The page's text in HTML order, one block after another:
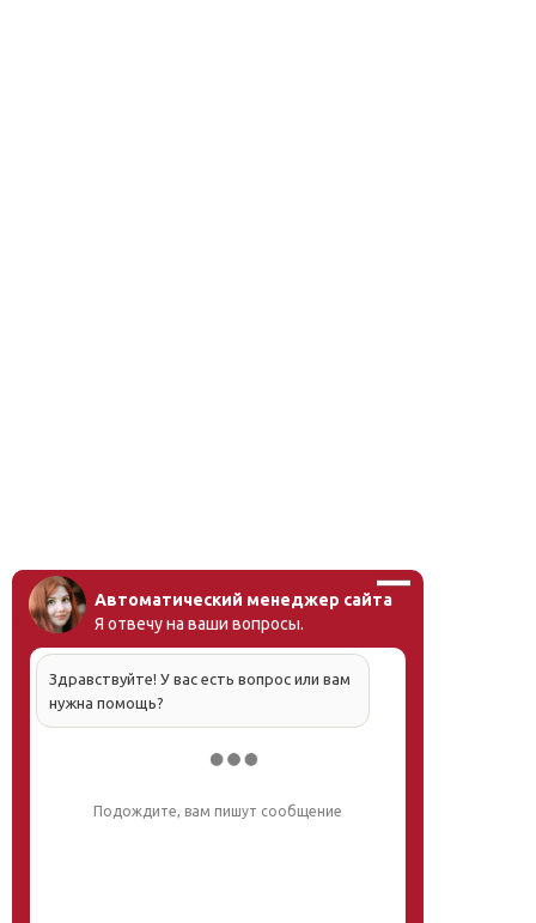
Автоматический менеджер сайта
Я отвечу на ваши вопросы.
Здравствуйте! У вас есть вопрос или вам
нужна помощь?
Подождите, вам пишут сообщение